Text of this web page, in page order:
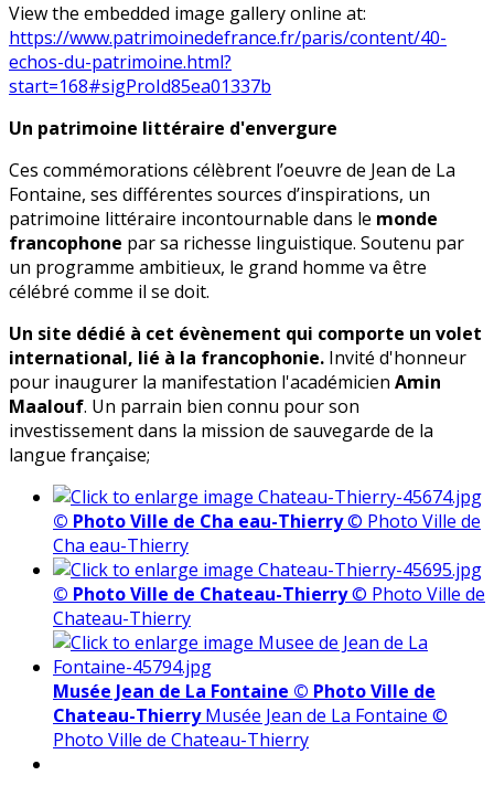
View the embedded image gallery online at:
https://www.patrimoinedefrance.fr/paris/content/40-
echos-du-patrimoine.html?
start=168#sigProId85ea01337b
Un patrimoine littéraire d'envergure
Ces commémorations célèbrent l’oeuvre de Jean de La
Fontaine, ses différentes sources d’inspirations, un
patrimoine littéraire incontournable dans le monde
francophone par sa richesse linguistique. Soutenu par
un programme ambitieux, le grand homme va être
célébré comme il se doit.
Un site dédié à cet évènement qui comporte un volet
international, lié à la francophonie. Invité d'honneur
pour inaugurer la manifestation l'académicien Amin
Maalouf. Un parrain bien connu pour son
investissement dans la mission de sauvegarde de la
langue française;
© Photo Ville de Cha eau-Thierry© Photo Ville de
Cha eau-Thierry
© Photo Ville de Chateau-Thierry© Photo Ville de
Chateau-Thierry
Musée Jean de La Fontaine © Photo Ville de
Chateau-Thierry Musée Jean de La Fontaine ©
Photo Ville de Chateau-Thierry